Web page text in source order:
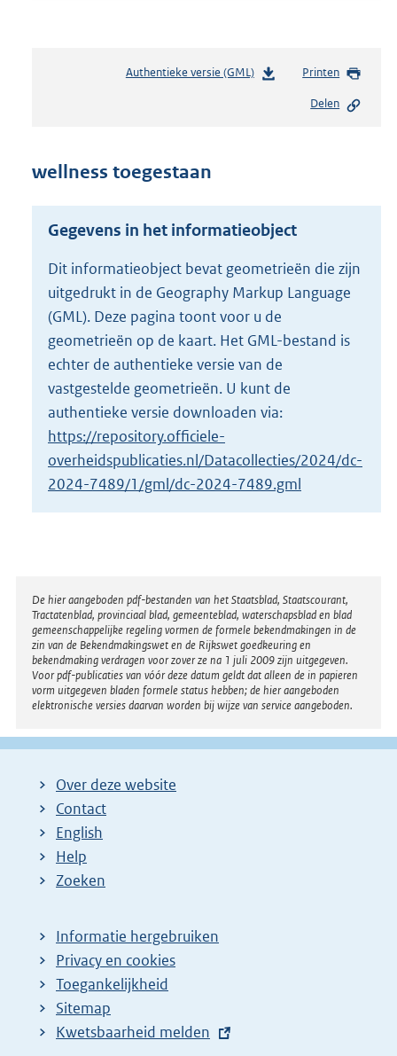
Authentieke versie (GML)b
s
r
o
t
t
e
2
K
b
Printen
Delen
wellness toegestaan
Gegevens in het informatieobject
Dit informatieobject bevat geometrieën die zijn
uitgedrukt in de Geography Markup Language
(GML). Deze pagina toont voor u de
geometrieën op de kaart. Het GML-bestand is
echter de authentieke versie van de
vastgestelde geometrieën. U kunt de
authentieke versie downloaden via:
https://repository.officiele-
overheidspublicaties.nl/Datacollecties/2024/dc-
2024-7489/1/gml/dc-2024-7489.gml
Disclaimer
De hier aangeboden pdf-bestanden van het Staatsblad, Staatscourant,
Tractatenblad, provinciaal blad, gemeenteblad, waterschapsblad en blad
gemeenschappelijke regeling vormen de formele bekendmakingen in de
zin van de Bekendmakingswet en de Rijkswet goedkeuring en
bekendmaking verdragen voor zover ze na 1 juli 2009 zijn uitgegeven.
Voor pdf-publicaties van vóór deze datum geldt dat alleen de in papieren
vorm uitgegeven bladen formele status hebben; de hier aangeboden
elektronische versies daarvan worden bij wijze van service aangeboden.
Over deze website
Contact
English
Help
Zoeken
Informatie hergebruiken
Privacy en cookies
Toegankelijkheid
Sitemap
E
Kwetsbaarheid melden